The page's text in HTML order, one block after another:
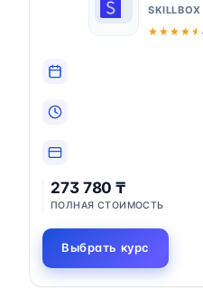
SKILLBOX
★★★★★
★★★★★
273 780 ₸
ПОЛНАЯ СТОИМОСТЬ
Выбрать курс